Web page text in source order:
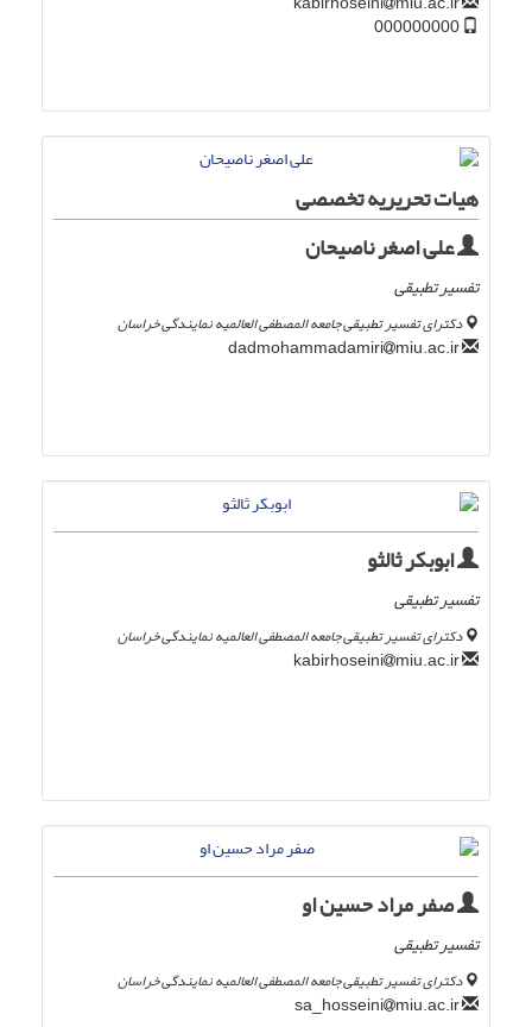
هیات تحریریه تخصصی
علی اصغر ناصیحان
تفسیر تطبیقی
دکترای تفسیر تطبیقی جامعه المصطفی العالمیه نمایندگی خراسان
miu.ac.ir
ابوبکر ثالثو
تفسیر تطبیقی
دکترای تفسیر تطبیقی جامعه المصطفی العالمیه نمایندگی خراسان
miu.ac.ir
صفر مراد حسین او
تفسیر تطبیقی
دکترای تفسیر تطبیقی جامعه المصطفی العالمیه نمایندگی خراسان
miu.ac.ir